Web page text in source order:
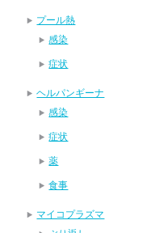
プール熱
感染
症状
ヘルパンギーナ
感染
症状
薬
食事
マイコプラズマ